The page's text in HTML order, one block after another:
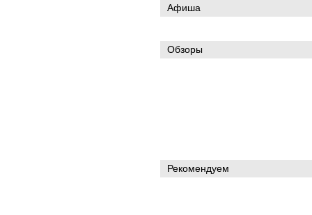
Афиша
Обзоры
Рекомендуем